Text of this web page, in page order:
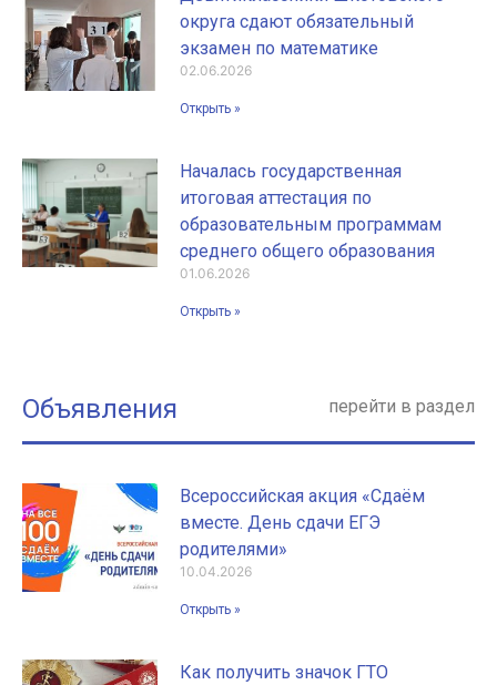
округа сдают обязательный
экзамен по математике
02.06.2026
Открыть »
Началась государственная
итоговая аттестация по
образовательным программам
среднего общего образования
01.06.2026
Открыть »
Объявления перейти в раздел
Всероссийская акция «Сдаём
вместе. День сдачи ЕГЭ
родителями»
10.04.2026
Открыть »
Как получить значок ГТО